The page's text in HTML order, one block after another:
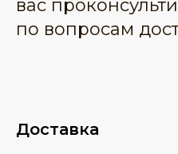
вас
по вопросам
Доставка